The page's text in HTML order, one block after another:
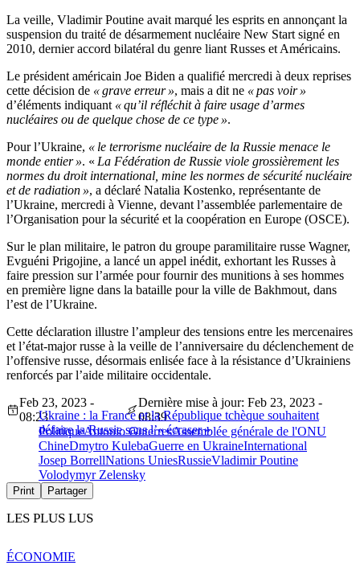
La veille, Vladimir Poutine avait marqué les esprits en annonçant la
suspension du traité de désarmement nucléaire New Start signé en
2010, dernier accord bilatéral du genre liant Russes et Américains.
Le président américain Joe Biden a qualifié mercredi à deux reprises
cette décision de « grave erreur », mais a dit ne « pas voir »
d’éléments indiquant « qu’il réfléchit à faire usage d’armes
nucléaires ou de quelque chose de ce type ».
Pour l’Ukraine, « le terrorisme nucléaire de la Russie menace le
monde entier ». « La Fédération de Russie viole grossièrement les
normes du droit international, mine les normes de sécurité nucléaire
et de radiation », a déclaré Natalia Kostenko, représentante de
l’Ukraine, mercredi à Vienne, devant l’assemblée parlementaire de
l’Organisation pour la sécurité et la coopération en Europe (OSCE).
Sur le plan militaire, le patron du groupe paramilitaire russe Wagner,
Evguéni Prigojine, a lancé un appel inédit, exhortant les Russes à
faire pression sur l’armée pour fournir des munitions à ses hommes
en première ligne dans la bataille pour la ville de Bakhmout, dans
l’est de l’Ukraine.
Cette déclaration illustre l’ampleur des tensions entre les mercenaires
et l’état-major russe à la veille de l’anniversaire du déclenchement de
l’offensive russe, désormais enlisée face à la résistance d’Ukrainiens
renforcés par l’aide militaire occidentale.
Ukraine : la France et la République tchèque souhaitent
défaire la Russie sans l’« écraser »
Feb 23, 2023 -
08:23
Dernière mise à jour: Feb 23, 2023 -
08:39
PolitiqueAntonio GuterresAssemblée générale de l'ONU
ChineDmytro KulebaGuerre en UkraineInternational
Josep BorrellNations UniesRussieVladimir Poutine
Volodymyr Zelensky
Print Partager
LES PLUS LUS
ÉCONOMIE